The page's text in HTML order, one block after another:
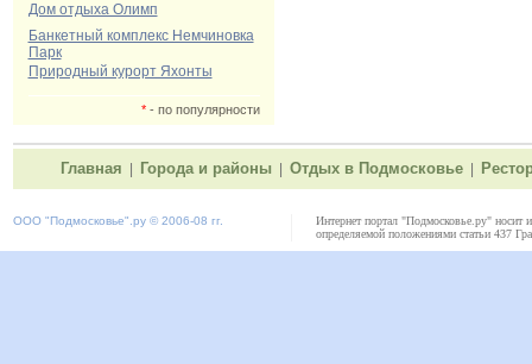
Дом отдыха Олимп
Банкетный комплекс Немчиновка
Парк
Природный курорт Яхонты
*- по популярности
Главная Города и районы Отдых в Подмосковье
ООО "Подмосковье" .ру © 2006-08 гг.
Интернет портал "Подмосковье.ру" носит
определяемой положениями статьи 437